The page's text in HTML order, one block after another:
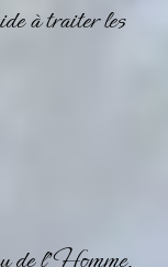
à traiter les